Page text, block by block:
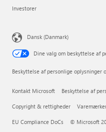
Investorer
Dansk (Danmark)
Dine valg om beskyttelse af
Beskyttelse af personlige oplysninger
Kontakt Microsoft Beskyttelse af
Copyright & rettigheder
EU Compliance DoCs © Microsoft